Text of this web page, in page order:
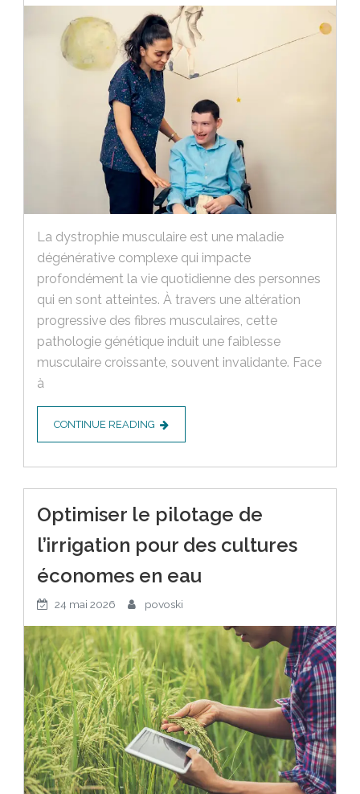
La dystrophie musculaire est une maladie
dégénérative complexe qui impacte
profondément la vie quotidienne des personnes
qui en sont atteintes. À travers une altération
progressive des fibres musculaires, cette
pathologie génétique induit une faiblesse
musculaire croissante, souvent invalidante. Face
à
CONTINUE READING
Optimiser le pilotage de
l’irrigation pour des cultures
économes en eau
24 mai 2026 povoski